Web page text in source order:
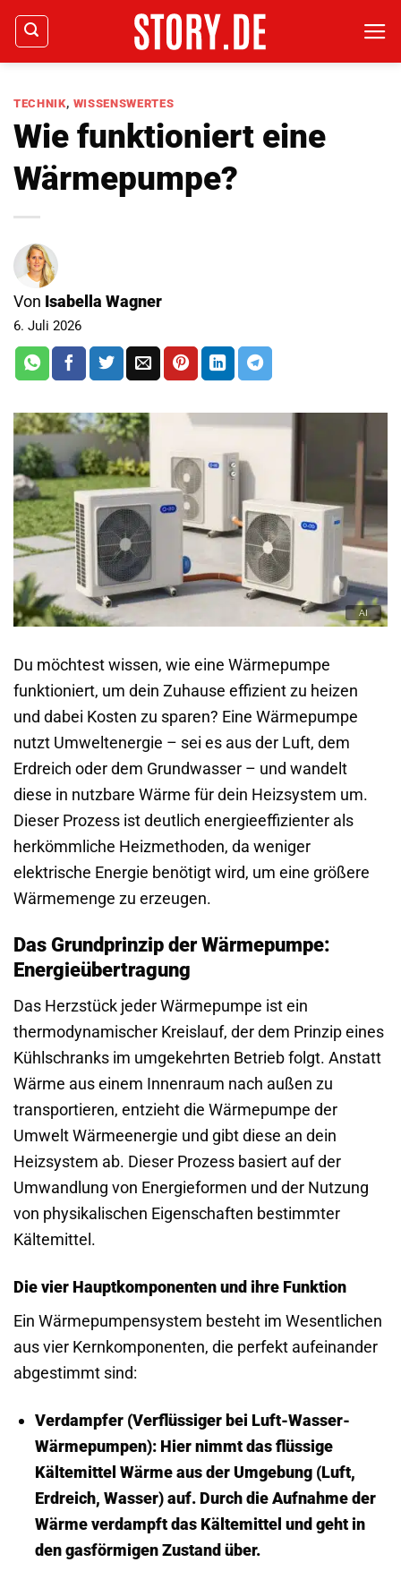
Zum
Inhalt
springen
TECHNIK, WISSENSWERTES
Wie funktioniert eine
Wärmepumpe?
Von Isabella Wagner
6. Juli 2026
Du möchtest wissen, wie eine Wärmepumpe
funktioniert, um dein Zuhause effizient zu heizen
und dabei Kosten zu sparen? Eine Wärmepumpe
nutzt Umweltenergie – sei es aus der Luft, dem
Erdreich oder dem Grundwasser – und wandelt
diese in nutzbare Wärme für dein Heizsystem um.
Dieser Prozess ist deutlich energieeffizienter als
herkömmliche Heizmethoden, da weniger
elektrische Energie benötigt wird, um eine größere
Wärmemenge zu erzeugen.
Das Grundprinzip der Wärmepumpe:
Energieübertragung
Das Herzstück jeder Wärmepumpe ist ein
thermodynamischer Kreislauf, der dem Prinzip eines
Kühlschranks im umgekehrten Betrieb folgt. Anstatt
Wärme aus einem Innenraum nach außen zu
transportieren, entzieht die Wärmepumpe der
Umwelt Wärmeenergie und gibt diese an dein
Heizsystem ab. Dieser Prozess basiert auf der
Umwandlung von Energieformen und der Nutzung
von physikalischen Eigenschaften bestimmter
Kältemittel.
Die vier Hauptkomponenten und ihre Funktion
Ein Wärmepumpensystem besteht im Wesentlichen
aus vier Kernkomponenten, die perfekt aufeinander
abgestimmt sind:
Verdampfer (Verflüssiger bei Luft-Wasser-
Wärmepumpen):Hier nimmt das flüssige
Kältemittel Wärme aus der Umgebung (Luft,
Erdreich, Wasser) auf. Durch die Aufnahme der
Wärme verdampft das Kältemittel und geht in
den gasförmigen Zustand über.